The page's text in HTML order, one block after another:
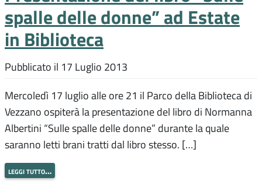
spalle delle donne” ad Estate
in Biblioteca
Pubblicato il 17 Luglio 2013
Mercoledì 17 luglio alle ore 21 il Parco della Biblioteca di
Vezzano ospiterà la presentazione del libro di Normanna
Albertini “Sulle spalle delle donne” durante la quale
saranno letti brani tratti dal libro stesso. […]
leggi tutto…